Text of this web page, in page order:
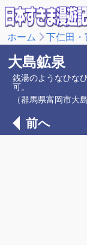
ホーム 下仁田・
大島鉱泉
銭湯のようなひな
可。
（群馬県富岡市大島
前へ